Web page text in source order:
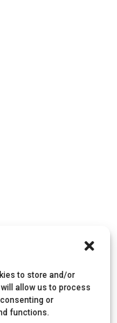
to store and/or
allow us to process
or
functions.